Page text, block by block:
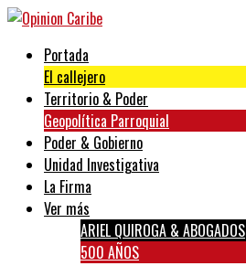
Portada
El callejero
Territorio & Poder
Geopolítica Parroquial
Poder & Gobierno
Unidad Investigativa
La Firma
Ver más
ARIEL QUIROGA & ABOGADOS
500 AÑOS